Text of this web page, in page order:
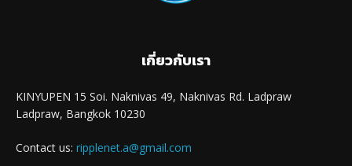
เกี่ยวกับเรา
KINYUPEN 15 Soi. Naknivas 49, Naknivas Rd. Ladpraw
Ladpraw, Bangkok 10230
Contact us: ripplenet.a@gmail.com